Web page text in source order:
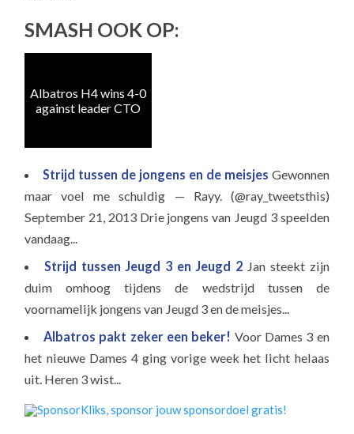
SMASH OOK OP:
Albatros H4 wins 4-0
against leader CTO
Strijd tussen de jongens en de meisjes Gewonnen
maar voel me schuldig — Rayy. (@ray_tweetsthis)
September 21, 2013 Drie jongens van Jeugd 3 speelden
vandaag...
Strijd tussen Jeugd 3 en Jeugd 2 Jan steekt zijn
duim omhoog tijdens de wedstrijd tussen de
voornamelijk jongens van Jeugd 3 en de meisjes...
Albatros pakt zeker een beker! Voor Dames 3 en
het nieuwe Dames 4 ging vorige week het licht helaas
uit. Heren 3 wist...